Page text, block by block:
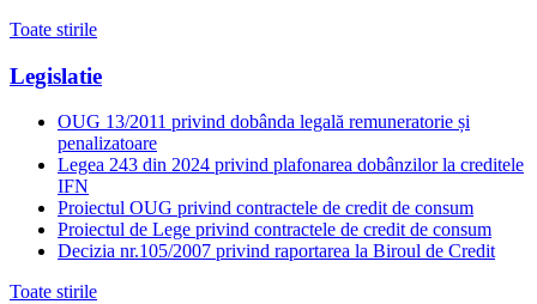
Toate stirile
Legislatie
OUG 13/2011 privind dobânda legală remuneratorie și
penalizatoare
Legea 243 din 2024 privind plafonarea dobânzilor la creditele
IFN
Proiectul OUG privind contractele de credit de consum
Proiectul de Lege privind contractele de credit de consum
Decizia nr.105/2007 privind raportarea la Biroul de Credit
Toate stirile